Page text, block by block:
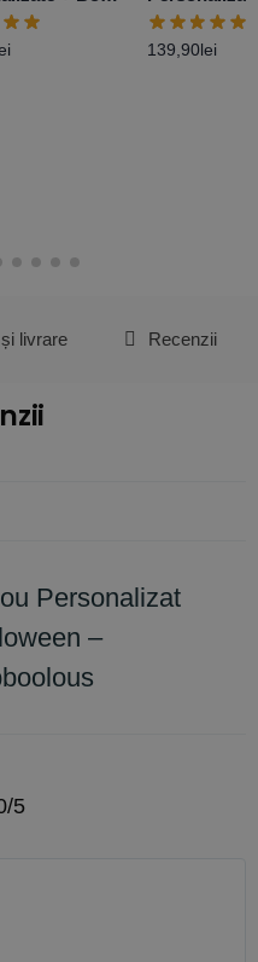
Paște Baby
– Primul
Boy
139,90lei
livrare Recenzii
Personalizat
–
5